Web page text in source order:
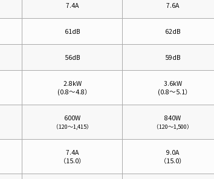
7.4A 7.6A
61dB 62dB
56dB 59dB
2.8kW
(0.8～4.8）
3.6kW
(0.8～5.1）
600W
（120～1,415）
840W
（120～1,500）
7.4A
（15.0）
9.0A
（15.0）